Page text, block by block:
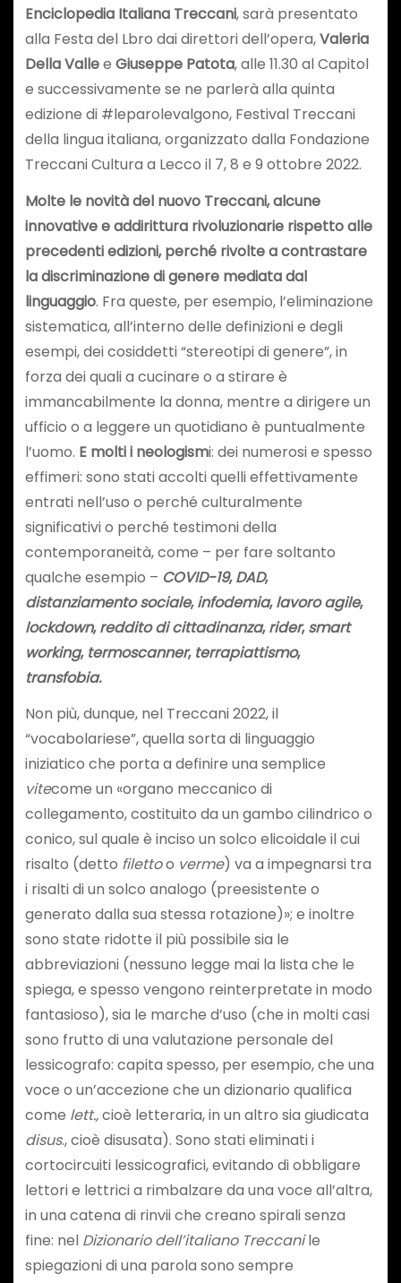
Enciclopedia Italiana Treccani, sarà presentato
alla Festa del Lbro dai direttori dell’opera,Valeria
Della Vallee Giuseppe Patota, alle 11.30 al Capitol
e successivamente se ne parlerà alla quinta
edizione di #leparolevalgono, Festival Treccani
della lingua italiana, organizzato dalla Fondazione
Treccani Cultura a Lecco il 7, 8 e 9 ottobre 2022.
Molte le novità del nuovo Treccani, alcune
innovative e addirittura rivoluzionarie rispetto alle
precedenti edizioni, perché rivolte a contrastare
la discriminazione di genere mediata dal
linguaggio. Fra queste, per esempio, l’eliminazione
sistematica, all’interno delle definizioni e degli
esempi, dei cosiddetti “stereotipi di genere”, in
forza dei quali a cucinare o a stirare è
immancabilmente la donna, mentre a dirigere un
ufficio o a leggere un quotidiano è puntualmente
l’uomo. E molti i neologismi: dei numerosi e spesso
effimeri: sono stati accolti quelli effettivamente
entrati nell’uso o perché culturalmente
significativi o perché testimoni della
contemporaneità, come – per fare soltanto
qualche esempio – COVID-19,DAD,
distanziamento sociale,infodemia,lavoro agile,
lockdown,reddito di cittadinanza,rider,smart
working, termoscanner, terrapiattismo,
transfobia.
Non più, dunque, nel Treccani 2022, il
“vocabolariese”, quella sorta di linguaggio
iniziatico che porta a definire una semplice
vitecome un «organo meccanico di
collegamento, costituito da un gambo cilindrico o
conico, sul quale è inciso un solco elicoidale il cui
risalto (detto filettoo verme) va a impegnarsi tra
i risalti di un solco analogo (preesistente o
generato dalla sua stessa rotazione)»; e inoltre
sono state ridotte il più possibile sia le
abbreviazioni (nessuno legge mai la lista che le
spiega, e spesso vengono reinterpretate in modo
fantasioso), sia le marche d’uso (che in molti casi
sono frutto di una valutazione personale del
lessicografo: capita spesso, per esempio, che una
voce o un’accezione che un dizionario qualifica
come lett.,cioè letteraria, in un altro sia giudicata
disus., cioè disusata). Sono stati eliminati i
cortocircuiti lessicografici, evitando di obbligare
lettori e lettrici a rimbalzare da una voce all’altra,
in una catena di rinvii che creano spirali senza
fine: nel Dizionario dell’italiano Treccanile
spiegazioni di una parola sono sempre